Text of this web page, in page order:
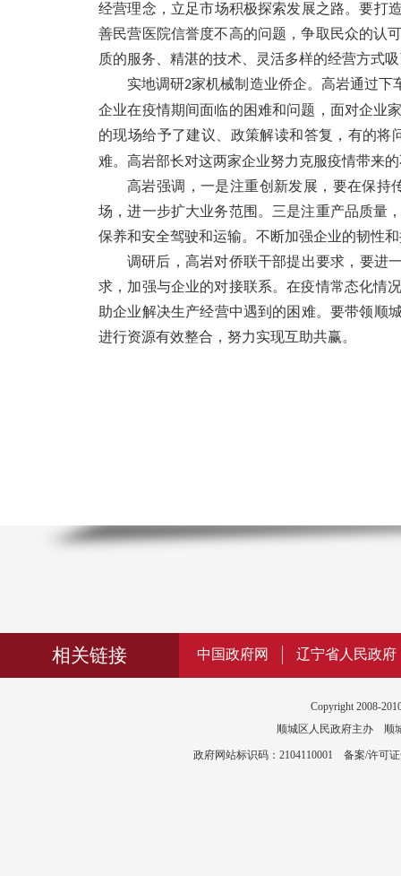
经营理念，立足市场积极探索发展之路。要打
善民营医院信誉度不高的问题，争取民众的认
质的服务、精湛的技术、灵活多样的经营方式
实地调研2家机械制造业侨企。高岩通过下
企业在疫情期间面临的困难和问题，面对企业
的现场给予了建议、政策解读和答复，有的
难。高岩部长对这两家企业努力克服疫情带来
高岩强调，一是注重创新发展，要在保持
场，进一步扩大业务范围。三是注重产品质量
保养和安全驾驶和运输。不断加强企业的韧性
调研后，高岩对侨联干部提出要求，要进
求，加强与企业的对接联系。在疫情常态化情
助企业解决生产经营中遇到的困难。要带领顺
进行资源有效整合，努力实现互助共赢。
相关链接 中国政府网 辽宁省人民政府
Copyright 2008-
顺城区人民政府主办 顺
政府网站标识码：2104110001 备案/许可